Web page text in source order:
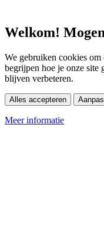
Welkom!
We gebruiken cookies
begrijpen hoe je onze
blijven verbeteren.
Alles accepteren
Meer informatie